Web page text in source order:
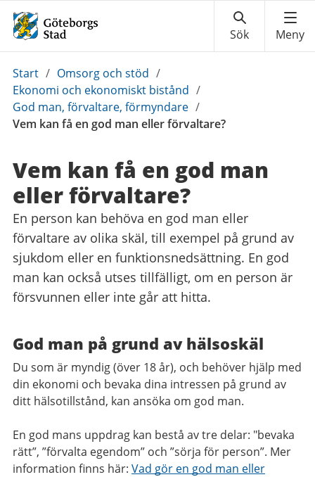
Du
är
här:
Start / Omsorg och stöd /
Ekonomi och ekonomiskt bistånd /
God man, förvaltare, förmyndare /
Vem kan få en god man eller förvaltare?
Vem kan få en god man
eller förvaltare?
En person kan behöva en god man eller
förvaltare av olika skäl, till exempel på grund av
sjukdom eller en funktionsnedsättning. En god
man kan också utses tillfälligt, om en person är
försvunnen eller inte går att hitta.
God man på grund av hälsoskäl
Du som är myndig (över 18 år), och behöver hjälp med
din ekonomi och bevaka dina intressen på grund av
ditt hälsotillstånd, kan ansöka om god man.
En god mans uppdrag kan bestå av tre delar: "bevaka
rätt”, ”förvalta egendom” och ”sörja för person”. Mer
information finns här: Vad gör en god man eller